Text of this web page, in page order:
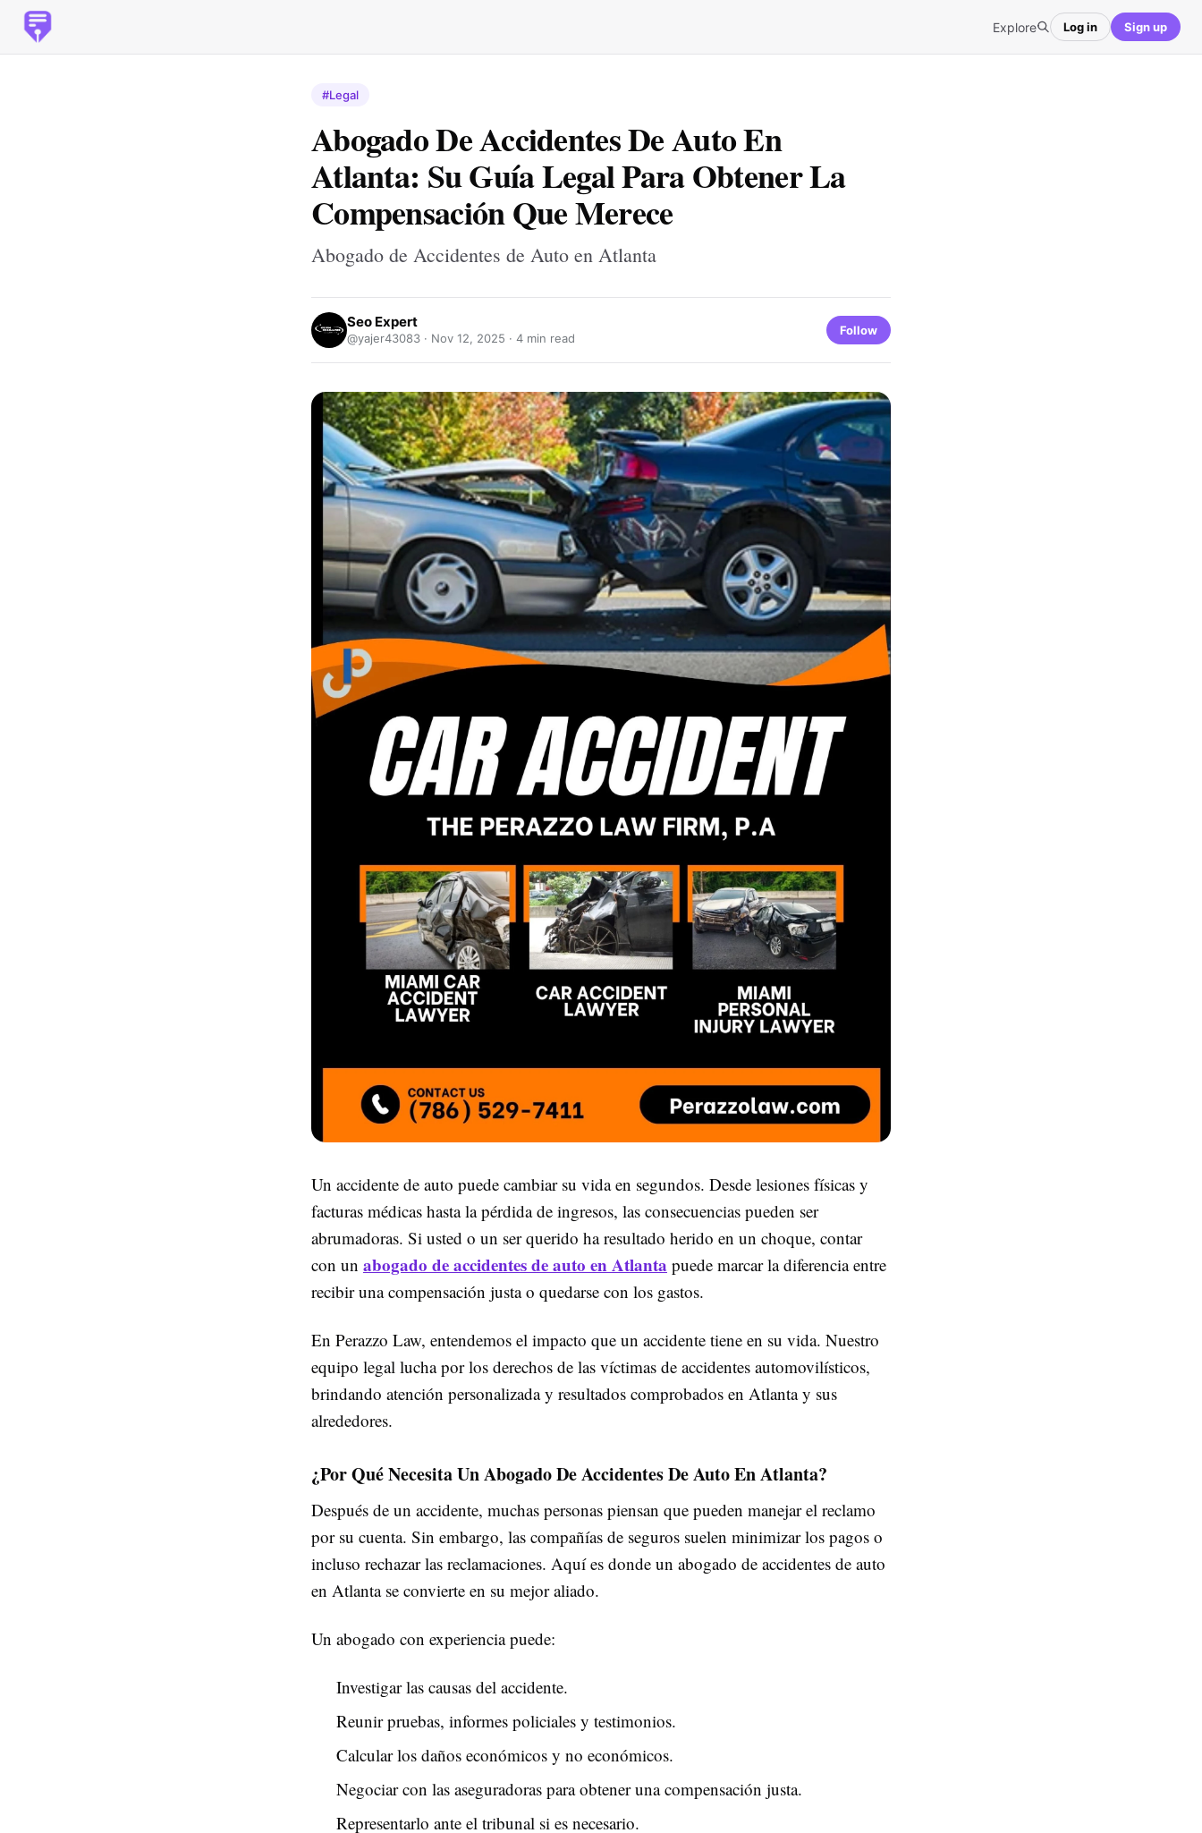
Explore Log in Sign up
#Legal
Abogado De Accidentes De Auto En
Atlanta: Su Guía Legal Para Obtener La
Compensación Que Merece
Abogado de Accidentes de Auto en Atlanta
Seo Expert
@yajer43083 · Nov 12, 2025 · 4 min read
Follow
Un accidente de auto puede cambiar su vida en segundos. Desde lesiones físicas y
facturas médicas hasta la pérdida de ingresos, las consecuencias pueden ser
abrumadoras. Si usted o un ser querido ha resultado herido en un choque, contar
con un abogado de accidentes de auto en Atlanta puede marcar la diferencia entre
recibir una compensación justa o quedarse con los gastos.
En Perazzo Law, entendemos el impacto que un accidente tiene en su vida. Nuestro
equipo legal lucha por los derechos de las víctimas de accidentes automovilísticos,
brindando atención personalizada y resultados comprobados en Atlanta y sus
alrededores.
¿Por Qué Necesita Un Abogado De Accidentes De Auto En Atlanta?
Después de un accidente, muchas personas piensan que pueden manejar el reclamo
por su cuenta. Sin embargo, las compañías de seguros suelen minimizar los pagos o
incluso rechazar las reclamaciones. Aquí es donde un abogado de accidentes de auto
en Atlanta se convierte en su mejor aliado.
Un abogado con experiencia puede:
Investigar las causas del accidente.
Reunir pruebas, informes policiales y testimonios.
Calcular los daños económicos y no económicos.
Negociar con las aseguradoras para obtener una compensación justa.
Representarlo ante el tribunal si es necesario.